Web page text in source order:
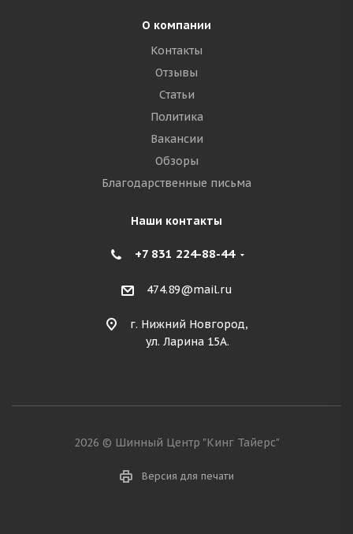
О компании
Контакты
Отзывы
Статьи
Политика
Вакансии
Обзоры
Благодарственные письма
Наши контакты
+7 831 224-88-44
474.89@mail.ru
г. Нижний Новгород,
ул. Ларина 15А.
2026 © Шинный Центр "Кинг Тайерс"
Версия для печати